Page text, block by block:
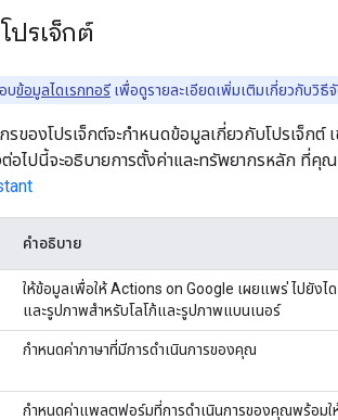
ปรเจ็กต์
บข้อมูลไดเรกทอรี เพื่อดูรายละเอียดเพิ่มเติมเกี่ยวกับวิธี
กรของโปรเจ็กต์จะกำหนดข้อมูลเกี่ยวกับโปรเจ็
งต่อไปนี้จะอธิบายการตั้งค่าและทรัพยากรหลัก ที่
คำอธิบาย
ให้ข้อมูลเพื่อให้ Actions on Google เผยแพร่ ไปยัง
และรูปภาพสําหรับโลโก้และรูปภาพแบนเนอร์
กำหนดค่าภาษาที่มีการดำเนินการของคุณ
กำหนดค่าแพลตฟอร์มที่การดำเนินการของคุณพร้อมใ